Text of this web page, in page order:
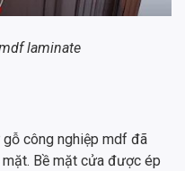
laminate
công nghiệp mdf đã
Bề mặt cửa được ép